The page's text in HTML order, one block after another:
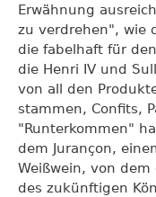
Erwähnung
zu verdrehen", wie
die fabelhaft für
die Henri IV und
von all den
stammen, Confits,
"Runterkommen"
dem Jurançon,
Weißwein, von dem
des zukünftigen